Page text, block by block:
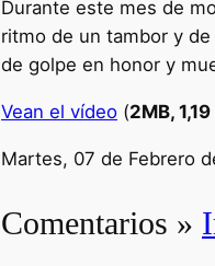
Durante este mes de
ritmo de un tambor y
de golpe en honor y
Vean el vídeo (2MB,
Martes, 07 de Febrero
Comentarios »